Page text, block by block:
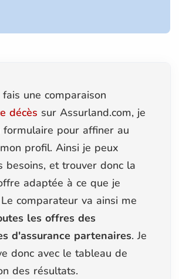
une comparaison
décès sur Assurland.com, je
formulaire pour affiner au
profil. Ainsi je peux
besoins, et trouver donc la
adaptée à ce que je
comparateur va ainsi me
les offres des
d'assurance partenaires. Je
donc avec le tableau de
des résultats.